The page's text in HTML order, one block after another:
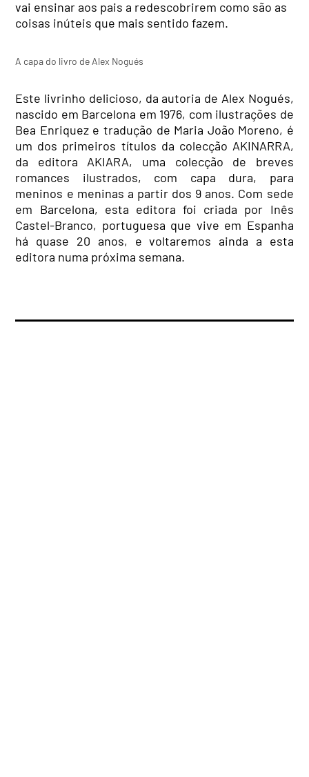
vai ensinar aos pais a redescobrirem como são as
coisas inúteis que mais sentido fazem.
A capa do livro de Alex Nogués
Este livrinho delicioso, da autoria de Alex Nogués,
nascido em Barcelona em 1976, com ilustrações de
Bea Enriquez e tradução de Maria João Moreno, é
um dos primeiros títulos da colecção AKINARRA,
da editora AKIARA, uma colecção de breves
romances ilustrados, com capa dura, para
meninos e meninas a partir dos 9 anos. Com sede
em Barcelona, esta editora foi criada por Inês
Castel-Branco, portuguesa que vive em Espanha
há quase 20 anos, e voltaremos ainda a esta
editora numa próxima semana.